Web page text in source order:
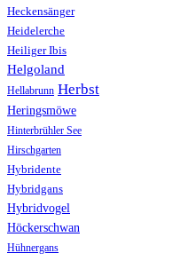
Heckensänger
Heidelerche
Heiliger Ibis
Helgoland
Hellabrunn Herbst
Heringsmöwe
Hinterbrühler See
Hirschgarten
Hybridente
Hybridgans
Hybridvogel
Höckerschwan
Hühnergans